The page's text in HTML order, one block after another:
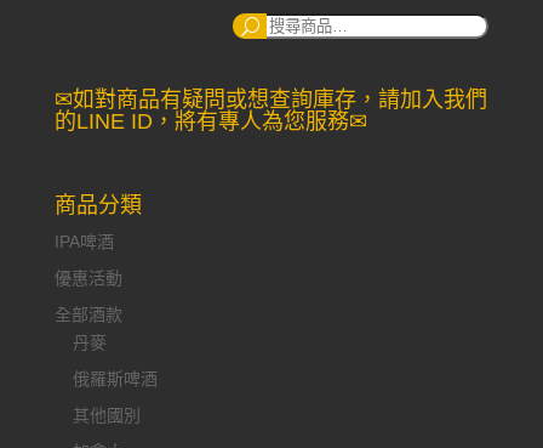
搜
✉如對商品有疑問或想查詢庫存，請加入我們
的LINE ID，將有專人為您服務✉
商品分類
IPA啤酒
優惠活動
全部酒款
丹麥
俄羅斯啤酒
其他國別